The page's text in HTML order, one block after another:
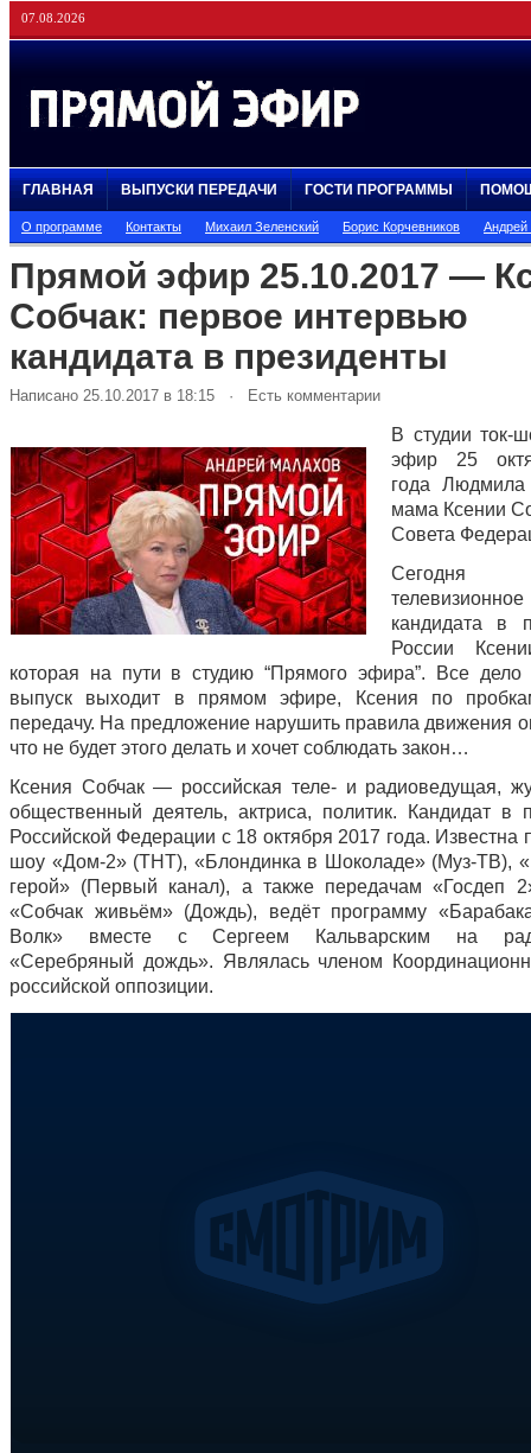
07.08.2026
ГЛАВНАЯ ВЫПУСКИ ПЕРЕДАЧИ ГОСТИ ПРОГРАММЫ
О программе Контакты Михаил Зеленский Борис Корчевников
Прямой эфир 25.10.2017 —
Собчак: первое интервью
кандидата в президенты
Написано 25.10.2017 в 18:15 · Есть комментарии
В студии ток-
эфир 25
года Людмила
мама Ксении
Совета
Сегодня
кандидата в
России
которая на пути в студию “Прямого эфира”. Все
выпуск выходит в прямом эфире, Ксения по
передачу. На предложение нарушить правила движения
что не будет этого делать и хочет соблюдать закон…
Ксения Собчак — российская теле- и радиоведущая,
общественный деятель, актриса, политик. Кандидат в
Российской Федерации с 18 октября 2017 года. Известна
шоу «Дом-2» (ТНТ), «Блондинка в Шоколаде» (Муз-ТВ),
герой» (Первый канал), а также передачам «Госдеп
«Собчак живьём» (Дождь), ведёт программу
Волк» вместе с Сергеем Кальварским на
«Серебряный дождь». Являлась членом
российской оппозиции.